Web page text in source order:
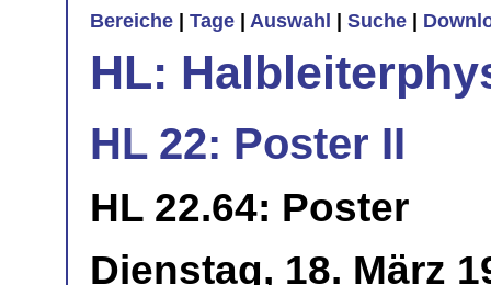
Bereiche Tage Auswahl Suche
HL:
HL 22: Poster II
HL 22.64: Poster
Dienstag, 18. März